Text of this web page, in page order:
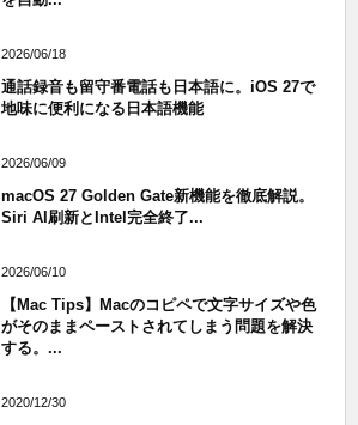
2026/06/18
通話録音も留守番電話も日本語に。iOS 27で
地味に便利になる日本語機能
2026/06/09
macOS 27 Golden Gate新機能を徹底解説。
Siri AI刷新とIntel完全終了...
2026/06/10
【Mac Tips】Macのコピペで文字サイズや色
がそのままペーストされてしまう問題を解決
する。...
2020/12/30